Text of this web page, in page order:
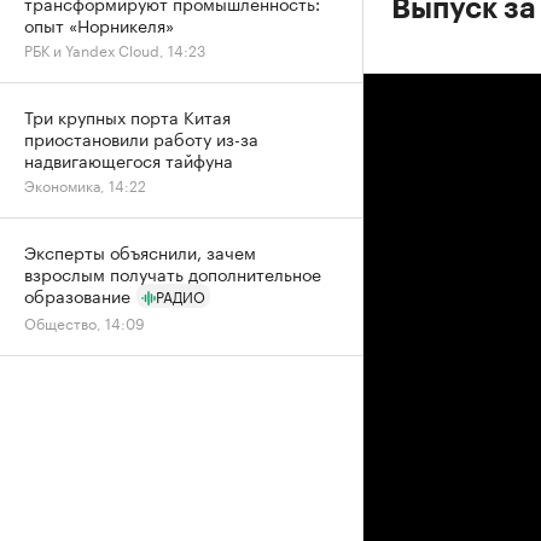
Выпуск
опыт «Норникеля»
РБК и Yandex Cloud, 14:23
Три крупных порта Китая
приостановили работу из-за
надвигающегося тайфуна
Экономика, 14:22
Эксперты объяснили, зачем
взрослым получать дополнительное
образование
РАДИО
Общество, 14:09